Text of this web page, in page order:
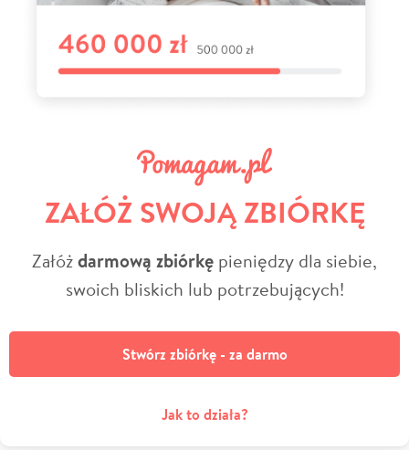
ZAŁÓŻ SWOJĄ ZBIÓRKĘ
Załóżdarmową zbiórkę pieniędzy dla siebie,
swoich bliskich lub potrzebujących!
Stwórz zbiórkę - za darmo
Jak to działa?